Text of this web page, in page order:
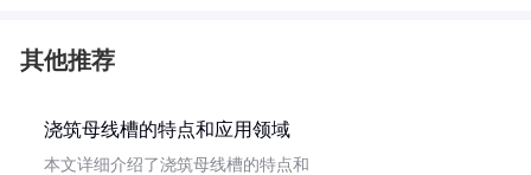
其他推荐
浇筑母线槽的特点和应用领域
本文详细介绍了浇筑母线槽的特点和